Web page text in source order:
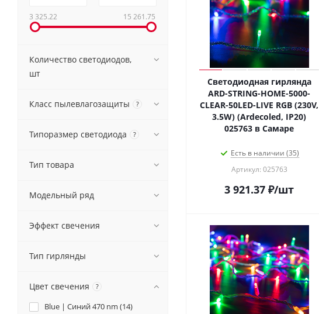
Светодиодная гирлянда
ARD-STRING-HOME-5000-
CLEAR-50LED-LIVE RGB (230V,
3.5W) (Ardecoled, IP20)
025763 в Самаре
Есть в наличии (35)
Артикул: 025763
3 921.37 ₽/шт
3 325.22 15 261.75
Количество светодиодов,
шт
Класс пылевлагозащиты ?
Типоразмер светодиода ?
Тип товара
Модельный ряд
Эффект свечения
Тип гирлянды
Цвет свечения ?
Blue | Синий 470 nm (14)